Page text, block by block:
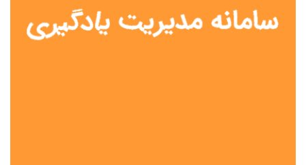
نمونه دولتی